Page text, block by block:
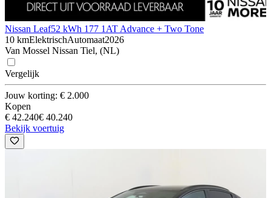
Nissan Leaf52 kWh 177 1AT Advance + Two Tone
10 kmElektrischAutomaat2026
Van Mossel Nissan Tiel, (NL)
Vergelijk
Jouw korting: € 2.000
Kopen
€ 42.240€ 40.240
Bekijk voertuig